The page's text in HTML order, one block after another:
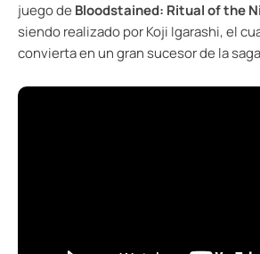
juego de Bloodstained: Ritual of the
siendo realizado por Koji Igarashi, el
convierta en un gran sucesor de la